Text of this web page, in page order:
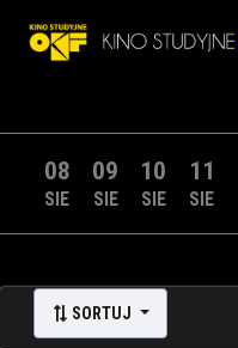
08
SIE
09
SIE
10
SIE
11
SIE
SORTUJ